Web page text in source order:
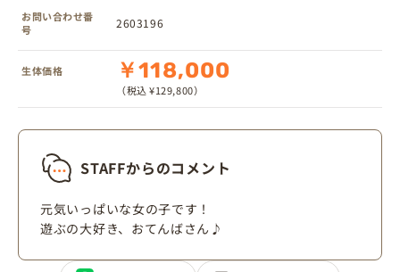
お問い合わせ番
号
2603196
生体価格 ￥118,000
（税込 ¥129,800）
STAFFからのコメント
元気いっぱいな女の子です！
遊ぶの大好き、おてんばさん♪